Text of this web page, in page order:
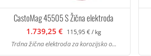
CastoMag 45505 S Žična elektroda
1.739,25 € 115,95 € / kg
Trdna žična elektroda za korozijsko o...